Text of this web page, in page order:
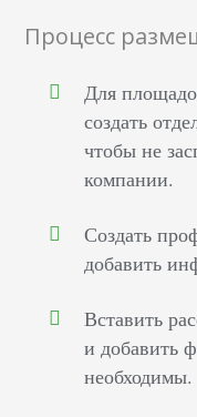
Процесс
Для
создать
чтобы не
компании.
Создать
добавить
Вставить
и добавить
необходимы.